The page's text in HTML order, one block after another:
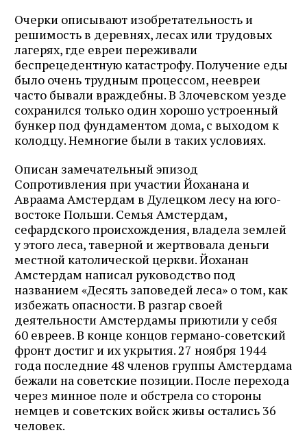
Очерки описывают изобретательность и
решимость в деревнях, лесах или трудовых
лагерях, где евреи переживали
беспрецедентную катастрофу. Получение еды
было очень трудным процессом, неевреи
часто бывали враждебны. В Злочевском уезде
сохранился только один хорошо устроенный
бункер под фундаментом дома, с выходом к
колодцу. Немногие были в таких условиях.
Описан замечательный эпизод
Сопротивления при участии Йоханана и
Авраама Амстердам в Дулецком лесу на юго-
востоке Польши. Семья Амстердам,
сефардского происхождения, владела землей
у этого леса, таверной и жертвовала деньги
местной католической церкви. Йоханан
Амстердам написал руководство под
названием «Десять заповедей леса» о том, как
избежать опасности. В разгар своей
деятельности Амстердамы приютили у себя
60 евреев. В конце концов германо-советский
фронт достиг и их укрытия. 27 ноября 1944
года последние 48 членов группы Амстердама
бежали на советские позиции. После перехода
через минное поле и обстрела со стороны
немцев и советских войск живы остались 36
человек.